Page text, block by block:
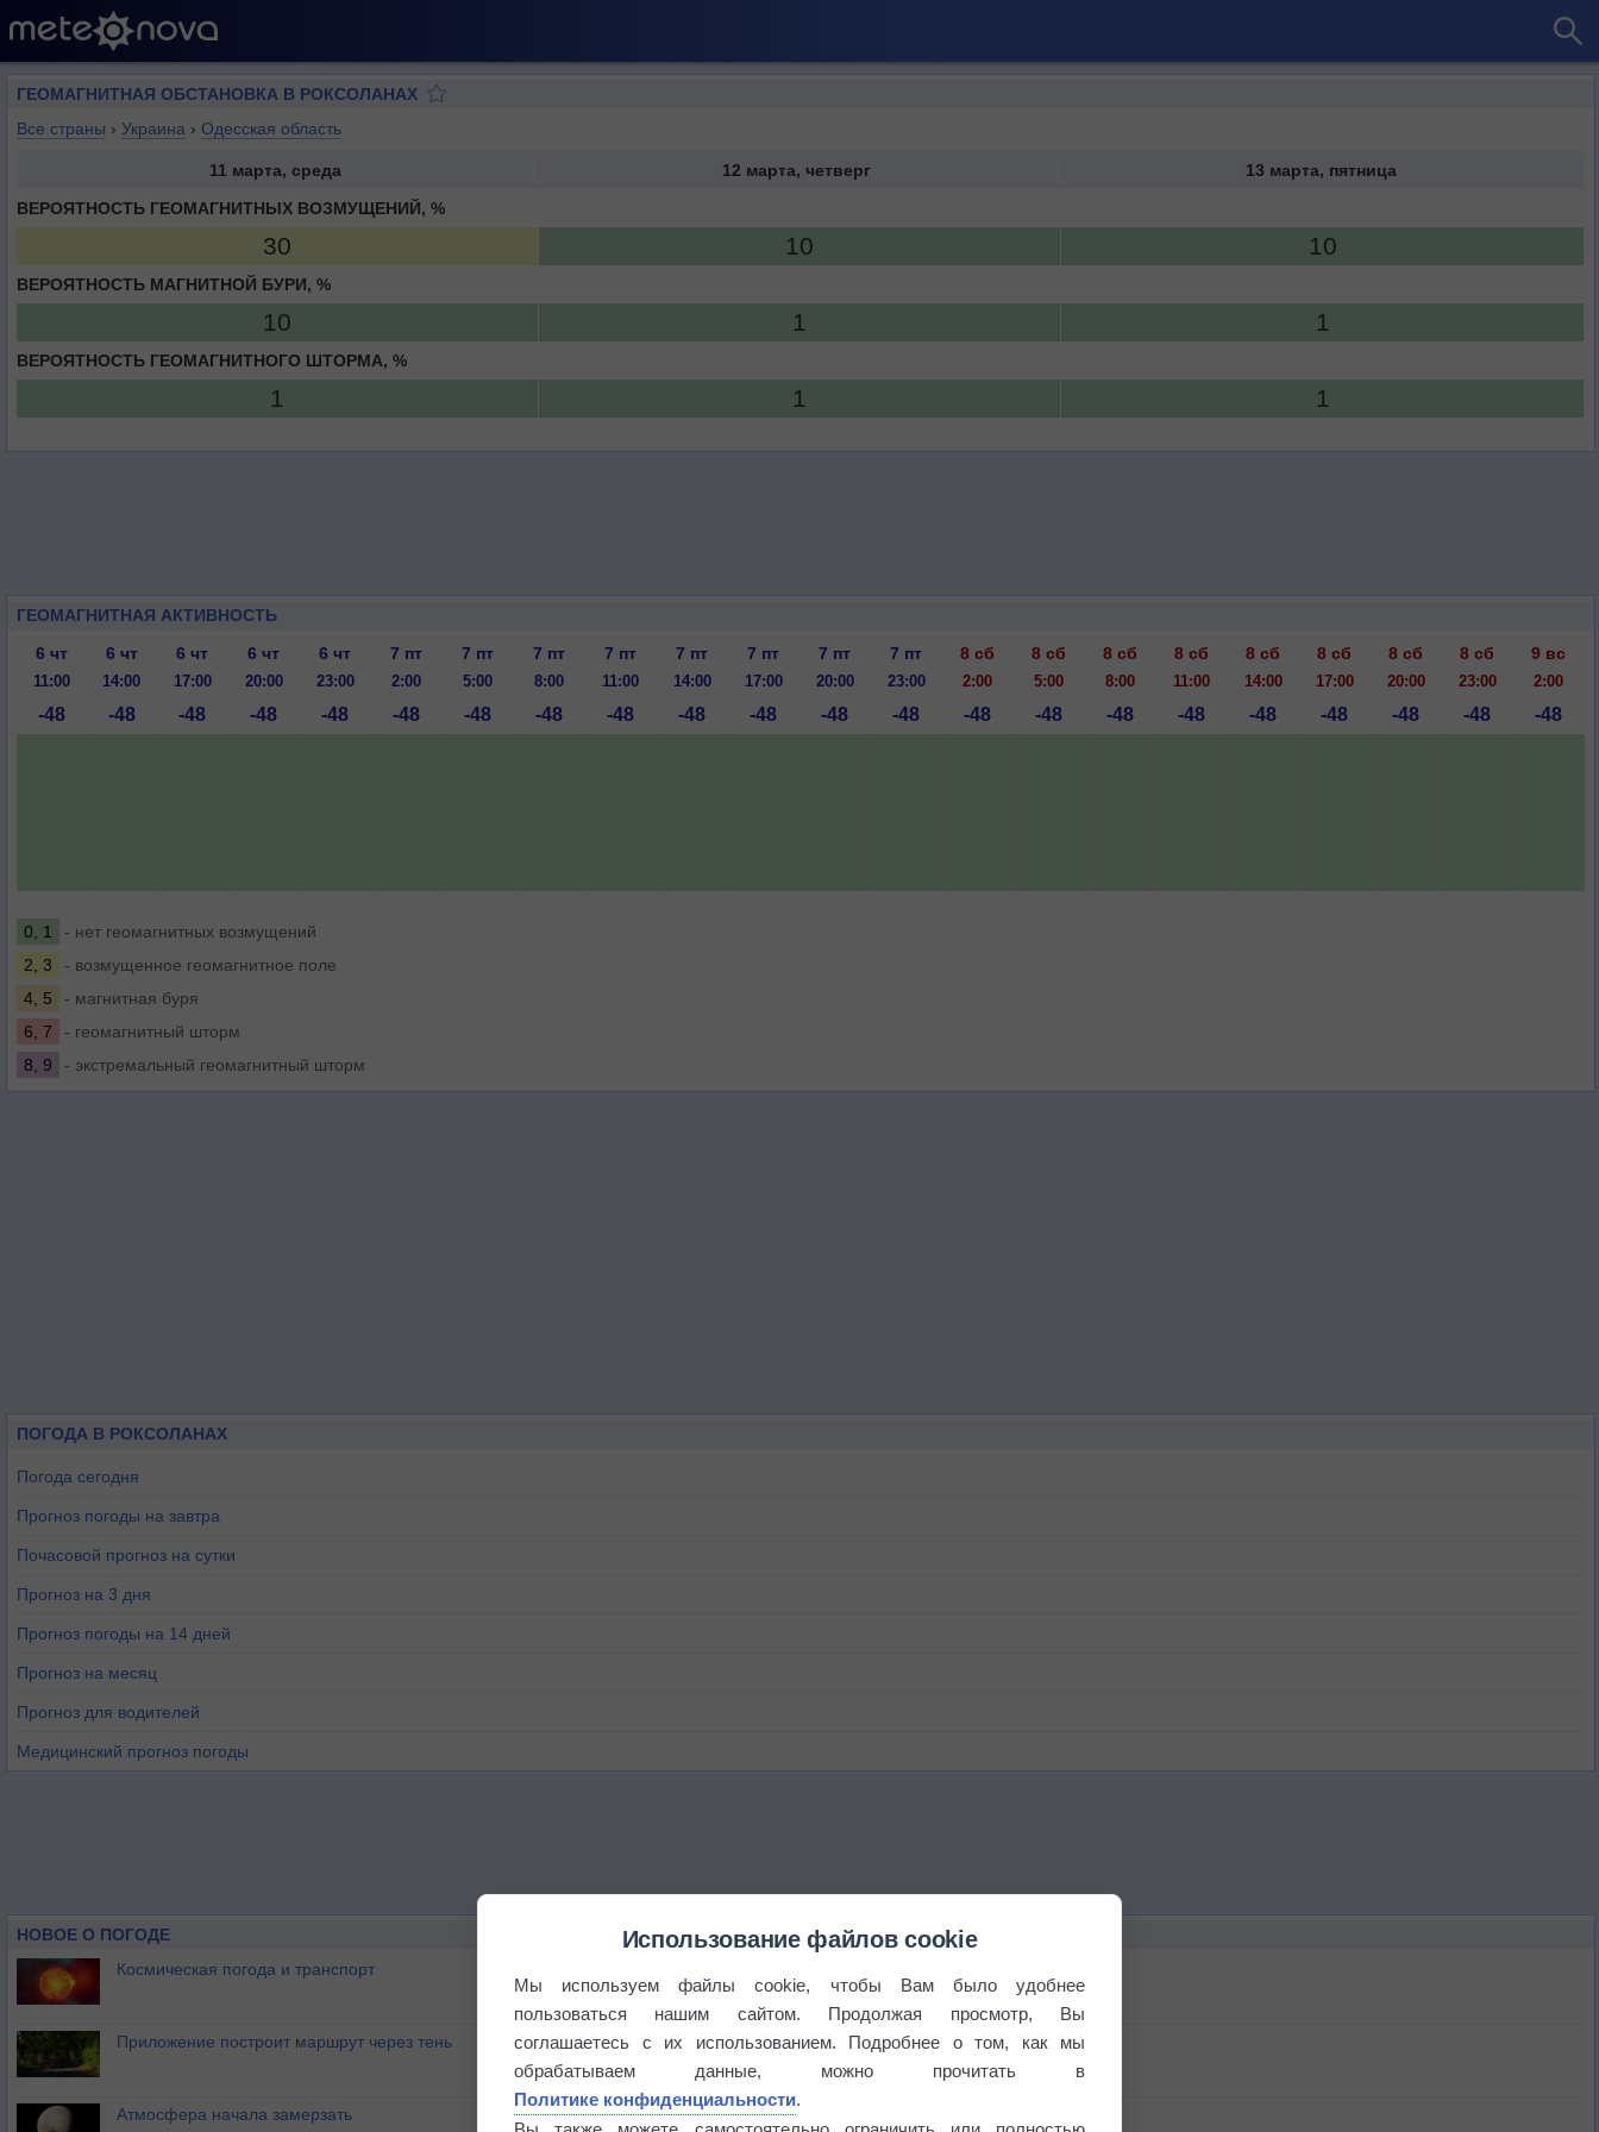
ГЕОМАГНИТНАЯ ОБСТАНОВКА В РОКСОЛАНАХ
Все страны › Украина › Одесская область
11 марта, среда 12 марта, четверг
13 марта, пятница
ВЕРОЯТНОСТЬ ГЕОМАГНИТНЫХ ВОЗМУЩЕНИЙ, %
30 10 10
ВЕРОЯТНОСТЬ МАГНИТНОЙ БУРИ, %
10 1 1
ВЕРОЯТНОСТЬ ГЕОМАГНИТНОГО ШТОРМА, %
1 1 1
ГЕОМАГНИТНАЯ АКТИВНОСТЬ
6 чт
6 чт 6 чт 6 чт 6 чт 7 пт 7 пт 7 пт 7 пт 7 пт 7 пт 7 пт 7 пт 8 сб 8 сб 8 сб 8 сб 8 сб 8 сб 8 сб 8 сб 9 вс
11:00 14:00 17:00 20:00 23:00 2:00 5:00 8:00 11:00 14:00 17:00 20:00 23:00 2:00 5:00 8:00 11:00 14:00 17:00 20:00 23:00 2:00
-48 -48 -48 -48 -48 -48 -48 -48 -48 -48 -48 -48 -48 -48 -48 -48 -48 -48 -48 -48 -48 -48
0, 1
- нет геомагнитных возмущений
2, 3
- возмущенное геомагнитное поле
4, 5
- магнитная буря
6, 7
- геомагнитный шторм
8, 9
- экстремальный геомагнитный шторм
ПОГОДА В РОКСОЛАНАХ
Погода сегодня
Прогноз погоды на завтра
Почасовой прогноз на сутки
Прогноз на 3 дня
Прогноз погоды на 14 дней
Прогноз на месяц
Прогноз для водителей
Медицинский прогноз погоды
НОВОЕ О ПОГОДЕ
Космическая погода и транспорт
Приложение построит маршрут через тень
Атмосфера начала замерзать
Использование файлов cookie
Мы используем файлы cookie, чтобы Вам было удобнее
пользоваться нашим сайтом. Продолжая просмотр, Вы
соглашаетесь с их использованием. Подробнее о том, как мы
обрабатываем данные, можно прочитать в
Политике конфиденциальности.